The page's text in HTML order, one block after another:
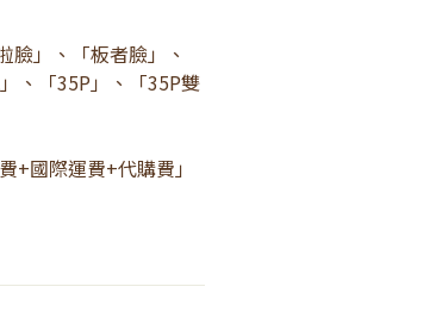
臉」、「板者臉」、
、「35P」、「35P雙
+國際運費+代購費」